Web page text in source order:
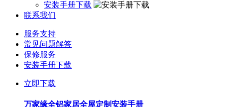
安装手册下载
联系我们
服务支持
常见问题解答
保修服务
安装手册下载
立即下载
万家缘全铝家居全屋定制安装手册